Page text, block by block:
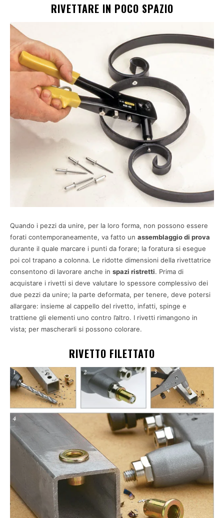
RIVETTARE IN POCO SPAZIO
Quando i pezzi da unire, per la loro forma, non possono essere
forati contemporaneamente, va fatto un assemblaggio di prova
durante il quale marcare i punti da forare; la foratura si esegue
poi col trapano a colonna. Le ridotte dimensioni della rivettatrice
consentono di lavorare anche in spazi ristretti. Prima di
acquistare i rivetti si deve valutare lo spessore complessivo dei
due pezzi da unire; la parte deformata, per tenere, deve potersi
allargare: insieme al cappello del rivetto, infatti, spinge e
trattiene gli elementi uno contro l’altro. I rivetti rimangono in
vista; per mascherarli si possono colorare.
RIVETTO FILETTATO